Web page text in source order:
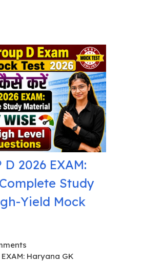
D 2026 EXAM:
Study
Yield Mock
EXAM: Haryana GK